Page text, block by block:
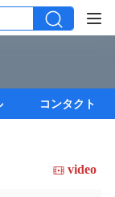
コンタクト
video